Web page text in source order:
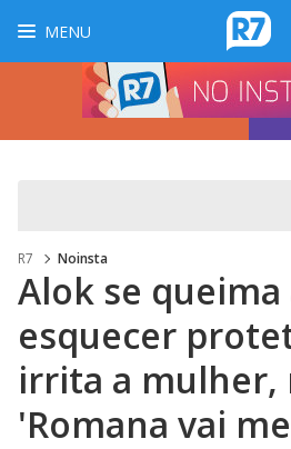
MENU
R7 Noinsta
Alok se queima
esquecer
irrita a mulher,
'Romana vai